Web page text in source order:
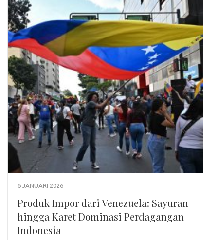
6 JANUARI 2026
Produk Impor dari Venezuela: Sayuran
hingga Karet Dominasi Perdagangan
Indonesia